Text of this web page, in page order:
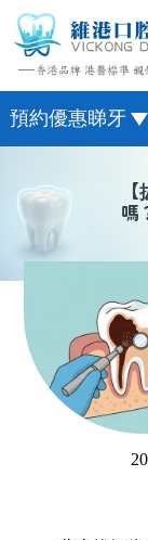
預約優惠睇牙
醫院簡介
醫生介紹
醫療新聞
種植牙 dental
箍牙
收費標準
微信預約
WhatsApp預約
【
嗎